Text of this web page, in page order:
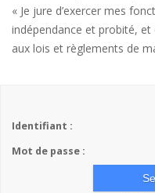
« Je jure d’exercer mes
indépendance et probité,
aux lois et règlements de
Identifiant :
Mot de passe :